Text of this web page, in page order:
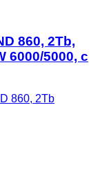
860, 2Tb,
6000/5000, с